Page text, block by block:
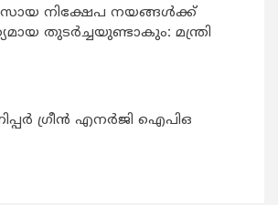
നിക്ഷേപ നയങ്ങള്‍ക്ക്
തുടര്‍ച്ചയുണ്ടാകും: മന്ത്രി
ഗ്രീൻ എനർജി ഐപിഒ